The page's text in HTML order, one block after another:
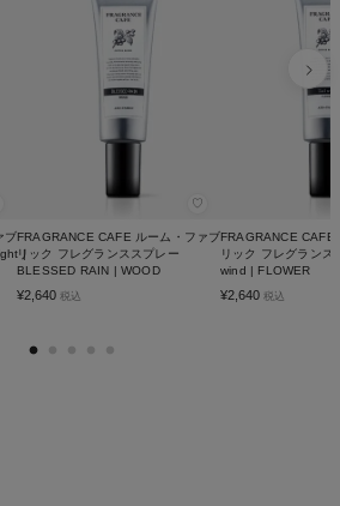
ブ
|
♡
FRAGRANCE CAFE ルーム・ファブ
リック フレグランススプレー
BLESSED RAIN | WOOD
¥2,640 税込
FRAGRANCE CAFE
リック フレグランス
wind | FLOWER
¥2,640 税込